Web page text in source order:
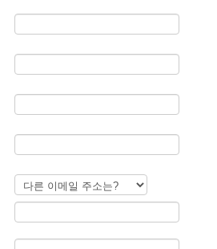
이 특정한 사유로 홈페이지를 이용하기
리자